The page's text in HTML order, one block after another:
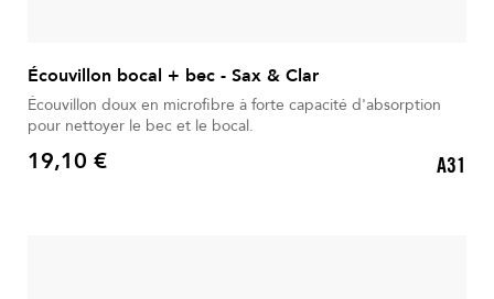
Écouvillon bocal + bec - Sax & Clar
Écouvillon doux en microfibre à forte capacité d'absorption
pour nettoyer le bec et le bocal.
Prix
19,10 € A31